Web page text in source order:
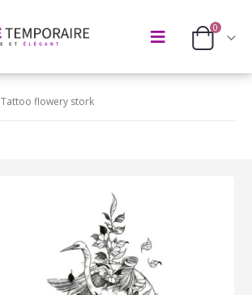
0
Tattoo flowery stork